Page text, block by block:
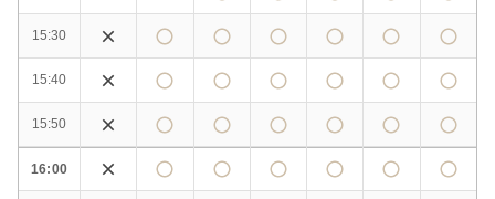
15:30
15:40
15:50
16:00